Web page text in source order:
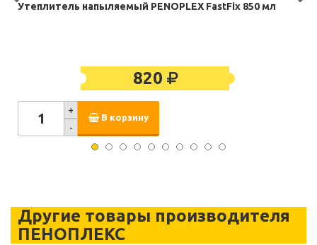
Утеплитель напыляемый PENOPLEX FastFix 850 мл
820
+
-
В корзину
Другие товары производителя
ПЕНОПЛЕКС